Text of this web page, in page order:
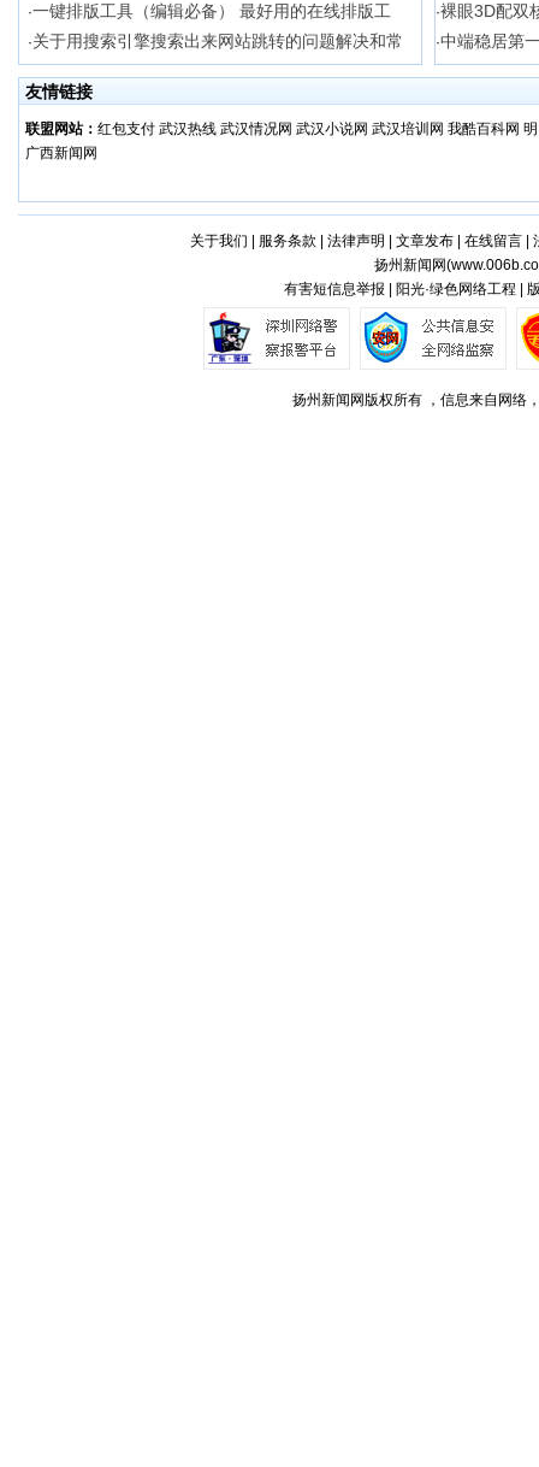
·一键排版工具（编辑必备） 最好用的在线排版工
·关于用搜索引擎搜索出来网站跳转的问题解决和常
·裸眼3D配双
·中端稳居第
友情链接
联盟网站： 红包支付 武汉热线 武汉情况网 武汉小说网 武汉培训网 我酷百科网
广西新闻网
关于我们 服务条款 法律声明 文章发布| 在线留言|
扬州新闻网(
有害短信息举报 | 阳光·绿色网络工程 |
扬州新闻网版权所有 ，信息来自网络